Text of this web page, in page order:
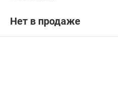
Нет в продаже